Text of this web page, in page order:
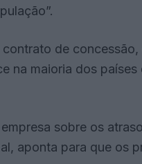
de
na maioria dos países
sobre os
aponta para que os